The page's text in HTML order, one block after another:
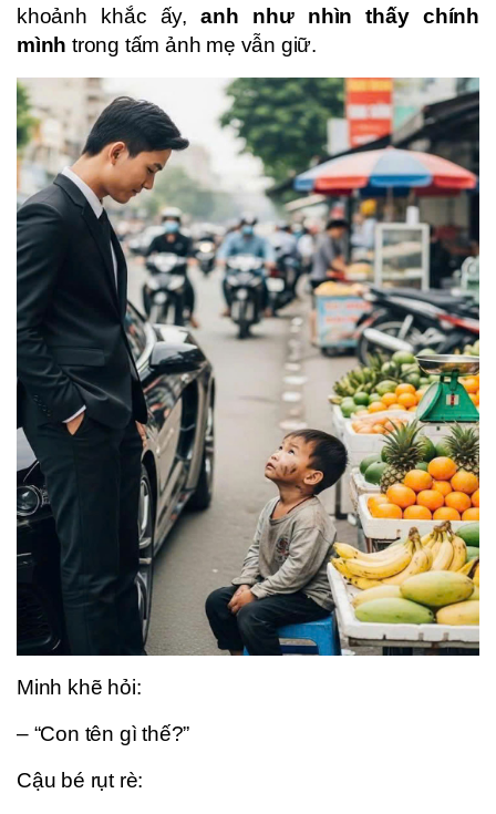
khoảnh khắc ấy,anh như nhìn thấy chính
mình trong tấm ảnh mẹ vẫn giữ.
Minh khẽ hỏi:
– “Con tên gì thế?”
Cậu bé rụt rè: